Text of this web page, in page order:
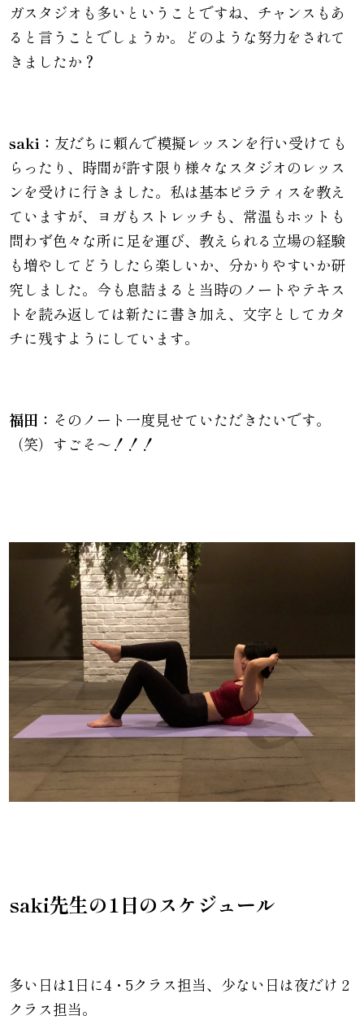
ガスタジオも多いということですね、チャンスもあ
ると言うことでしょうか。どのような努力をされて
きましたか？
saki： 友だちに頼んで模擬レッスンを行い受けても
らったり、時間が許す限り様々なスタジオのレッス
ンを受けに行きました。私は基本ピラティスを教え
ていますが、ヨガもストレッチも、常温もホットも
問わず色々な所に足を運び、教えられる立場の経験
も増やしてどうしたら楽しいか、分かりやすいか研
究しました。今も息詰まると当時のノートやテキス
トを読み返しては新たに書き加え、文字としてカタ
チに残すようにしています。
福田： そのノート一度見せていただきたいです。
（笑）すごそ〜！！！
saki先生の1日のスケジュール
多い日は1日に4・5クラス担当、少ない日は夜だけ 2
クラス担当。